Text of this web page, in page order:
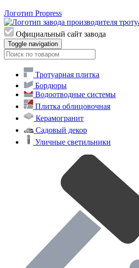
Логотип Propress
Официальный сайт завода
Toggle navigation
Тротуарная плитка
Бордюры
Водоотводные системы
Плитка облицовочная
Керамогранит
Садовый декор
Уличные светильники